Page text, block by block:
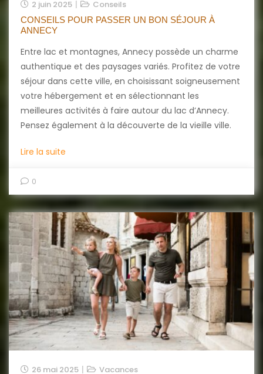
2 juin 2025 Conseils
CONSEILS POUR PASSER UN BON SÉJOUR À
ANNECY
Entre lac et montagnes, Annecy possède un charme
authentique et des paysages variés. Profitez de votre
séjour dans cette ville, en choisissant soigneusement
votre hébergement et en sélectionnant les
meilleures activités à faire autour du lac d’Annecy.
Pensez également à la découverte de la vieille ville.
Lire la suite
0
26 mai 2025 Vacances